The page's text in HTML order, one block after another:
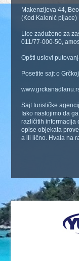
Makenzijeva 44,
(Kod Kalenić pijace)
Lice zaduženo za
011/77-000-50,
Opšti uslovi
Posetite sajt o
Sajt turističke
Iako nastojimo da
različitih informacija
opise objekata
a ili lično. Hvala na